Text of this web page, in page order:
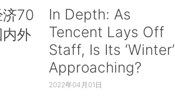
70
外
In Depth: As
Tencent Lays Off
Staff, Is Its ‘Winter’
Approaching?
2022年04月01日